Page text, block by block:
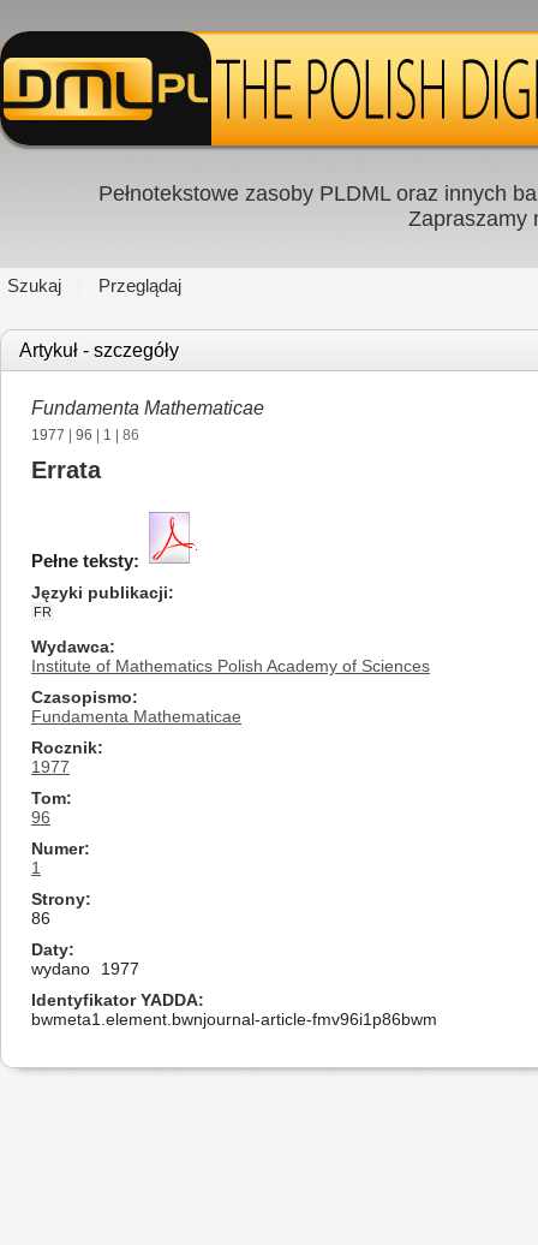
Pełnotekstowe zasoby PLDML oraz innych
Zapraszamy
Szukaj Przeglądaj
Artykuł - szczegóły
Fundamenta Mathematicae
1977 96 1 | 86
Errata
Pełne teksty:
Języki publikacji
FR
Wydawca
Institute of Mathematics Polish Academy of Sciences
Czasopismo
Fundamenta Mathematicae
Rocznik
1977
Tom
96
Numer
1
Strony
86
Daty
wydano
1977
Identyfikator YADDA
bwmeta1.element.bwnjournal-article-fmv96i1p86bwm